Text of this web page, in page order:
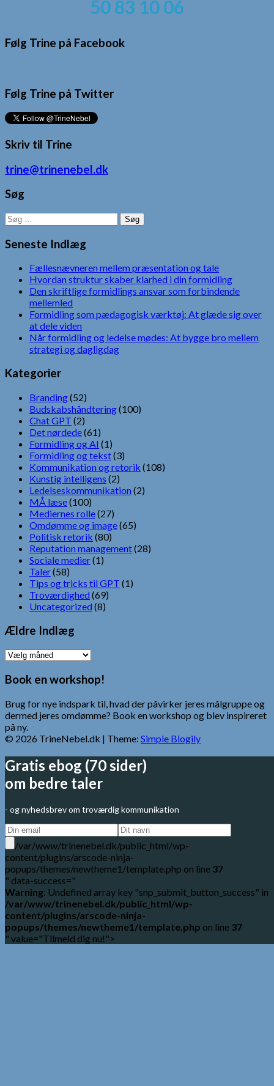
50 83 10 06
Følg Trine på Facebook
Følg Trine på Twitter
Skriv til Trine
trine@trinenebel.dk
Søg
Søg
efter:
Seneste Indlæg
Fællesnævneren mellem præsentation og tale
Hvordan struktur skaber klarhed i din formidling
Den skriftlige formidlings ansvar som forbindende
mellemled
Formidling som pædagogisk værktøj: At glæde sig over
at dele viden
Når formidling og ledelse mødes: At bygge bro mellem
strategi og dagligdag
Kategorier
Branding(52)
Budskabshåndtering(100)
Chat GPT (2)
Det nørdede(61)
Formidling og AI (1)
Formidling og tekst(3)
Kommunikation og retorik (108)
Kunstig intelligens (2)
Ledelseskommunikation (2)
MÅ læse(100)
Mediernes rolle(27)
Omdømme og image(65)
Politisk retorik (80)
Reputation management(28)
Sociale medier(1)
Taler(58)
Tips og tricks til GPT (1)
Troværdighed (69)
Uncategorized (8)
Ældre Indlæg
Ældre
Book en workshop!
Brug for nye indspark til, hvad der påvirker jeres målgruppe og
dermed jeres omdømme? Book en workshop og blev inspireret
på ny.
© 2026 TrineNebel.dk | Theme: Simple Blogily
Gratis ebog (70 sider)
om bedre taler
- og nyhedsbrev om troværdig kommunikation
/var/www/trinenebel.dk/public_html/wp-
content/plugins/arscode-ninja-
popups/themes/newtheme1/template.php on line 37
" data-success="
Warning: Undefined array key "snp_submit_button_success" in
/var/www/trinenebel.dk/public_html/wp-
content/plugins/arscode-ninja-
popups/themes/newtheme1/template.php on line 37
" value="Tilmeld dig nu!">